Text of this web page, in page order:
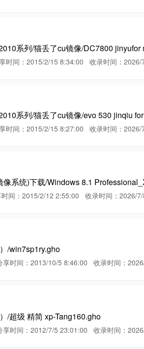
系列/猫丢了cu镜像/DC7800 jinyufor
间：2015/2/15 8:34:00 收录时间：2026/
系列/猫丢了cu镜像/evo 530 jinqiu
间：2015/2/15 8:27:00 收录时间：2026/
系统)下载/Windows 8.1
间：2015/2/12 2:55:00 收录时间：2026/
/win7sp1ry.gho
时间：2013/10/5 8:46:00 收录时间：
/超级 精简 xp-Tang160.gho
时间：2012/7/5 23:01:00 收录时间：